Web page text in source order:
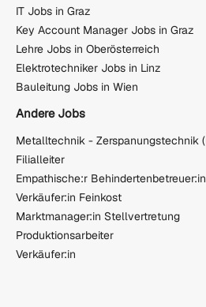
IT Jobs in Graz
Key Account Manager Jobs in Graz
Lehre Jobs in Oberösterreich
Elektrotechniker Jobs in Linz
Bauleitung Jobs in Wien
Andere Jobs
Filialleiter
Empathische:r Behindertenbetreuer:in
Verkäufer:in Feinkost
Marktmanager:in Stellvertretung
Produktionsarbeiter
Verkäufer:in